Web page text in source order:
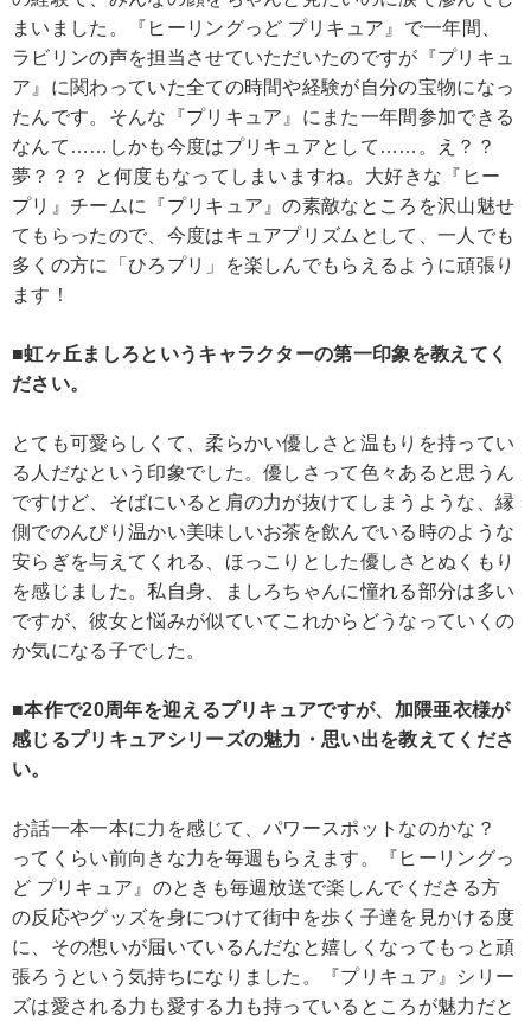
まいました。『ヒーリングっど プリキュア』で一年間、
ラビリンの声を担当させていただいたのですが『プリキュ
ア』に関わっていた全ての時間や経験が自分の宝物になっ
たんです。そんな『プリキュア』にまた一年間参加できる
なんて……しかも今度はプリキュアとして……。え？？
夢？？？ と何度もなってしまいますね。大好きな『ヒー
プリ』チームに『プリキュア』の素敵なところを沢山魅せ
てもらったので、今度はキュアプリズムとして、一人でも
多くの方に「ひろプリ」を楽しんでもらえるように頑張り
ます！
■虹ヶ丘ましろというキャラクターの第一印象を教えてく
ださい。
とても可愛らしくて、柔らかい優しさと温もりを持ってい
る人だなという印象でした。優しさって色々あると思うん
ですけど、そばにいると肩の力が抜けてしまうような、縁
側でのんびり温かい美味しいお茶を飲んでいる時のような
安らぎを与えてくれる、ほっこりとした優しさとぬくもり
を感じました。私自身、ましろちゃんに憧れる部分は多い
ですが、彼女と悩みが似ていてこれからどうなっていくの
か気になる子でした。
■本作で20周年を迎えるプリキュアですが、加隈亜衣様が
感じるプリキュアシリーズの魅力・思い出を教えてくださ
い。
お話一本一本に力を感じて、パワースポットなのかな？
ってくらい前向きな力を毎週もらえます。『ヒーリングっ
ど プリキュア』のときも毎週放送で楽しんでくださる方
の反応やグッズを身につけて街中を歩く子達を見かける度
に、その想いが届いているんだなと嬉しくなってもっと頑
張ろうという気持ちになりました。『プリキュア』シリー
ズは愛される力も愛する力も持っているところが魅力だと